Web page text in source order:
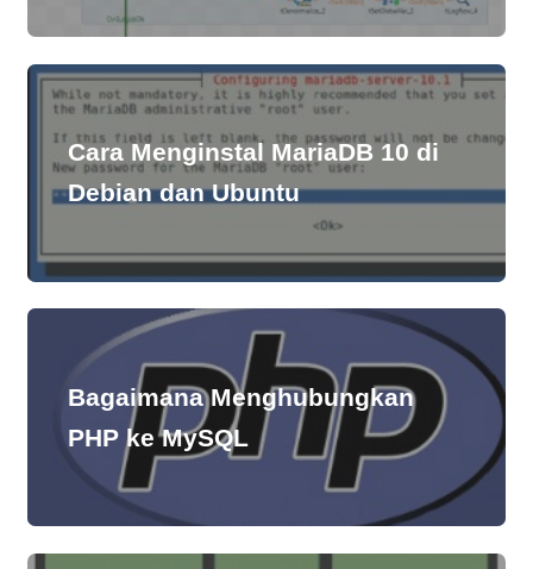
Cara Menginstal MariaDB 10 di
Debian dan Ubuntu
Bagaimana Menghubungkan
PHP ke MySQL